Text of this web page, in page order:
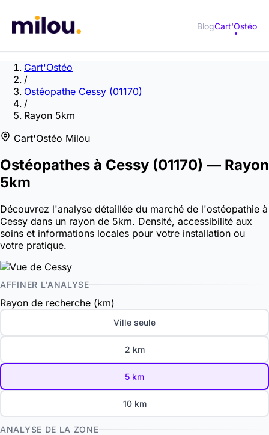
BlogCart'Ostéo
Cart'Ostéo
/
Ostéopathe Cessy (01170)
/
Rayon 5km
Cart'Ostéo Milou
Ostéopathes à Cessy (01170) — Rayon
5km
Découvrez l'analyse détaillée du marché de l'ostéopathie à
Cessy dans un rayon de 5km. Densité, accessibilité aux
soins et informations locales pour votre installation ou
votre pratique.
AFFINER L'ANALYSE
Rayon de recherche (km)
Ville seule
2 km
5 km
10 km
ANALYSE DE LA ZONE